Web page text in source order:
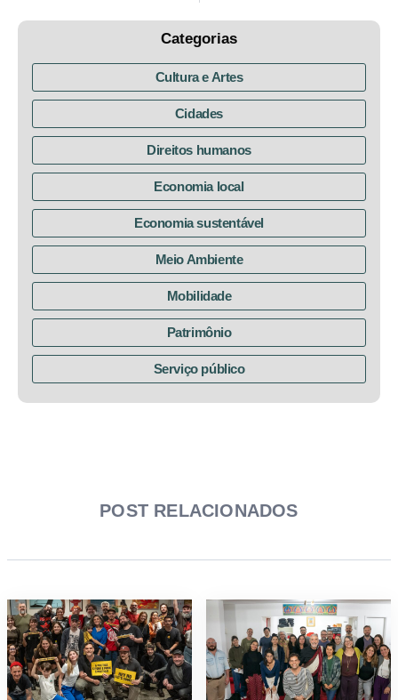
Categorias
Cultura e Artes
Cidades
Direitos humanos
Economia local
Economia sustentável
Meio Ambiente
Mobilidade
Patrimônio
Serviço público
POST RELACIONADOS